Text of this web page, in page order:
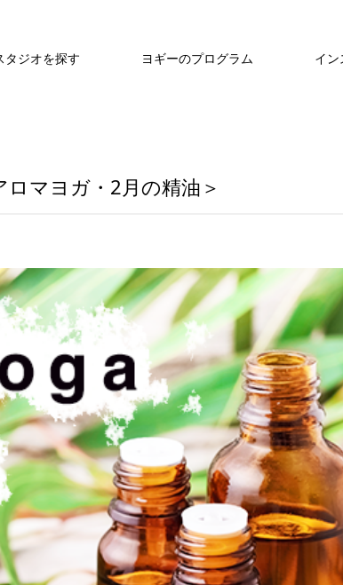
タジオを探す ヨギーのプログラム イ
マヨガ・2月の精油＞